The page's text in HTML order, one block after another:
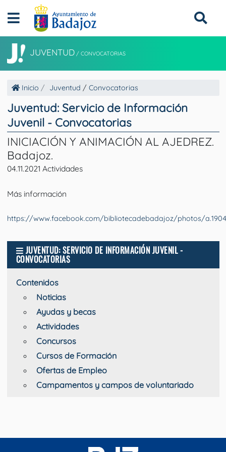
JUVENTUD / CONVOCATORIAS
Inicio Juventud / Convocatorias
Juventud: Servicio de Información
Juvenil - Convocatorias
INICIACIÓN Y ANIMACIÓN AL AJEDREZ.
Badajoz.
04.11.2021 Actividades
Más información
https://www.facebook.com/bibliotecadebadajoz/photos/
JUVENTUD: SERVICIO DE INFORMACIÓN JUVENIL -
CONVOCATORIAS
Contenidos
Noticias
Ayudas y becas
Actividades
Concursos
Cursos de Formación
Ofertas de Empleo
Campamentos y campos de voluntariado